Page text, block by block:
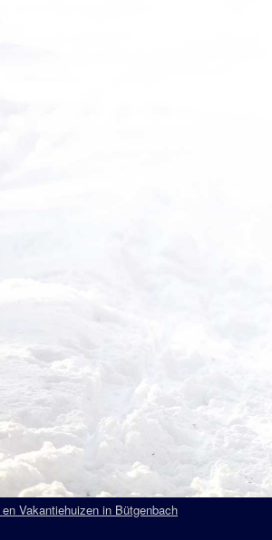
Vakantiehuizen in Bütgenbach